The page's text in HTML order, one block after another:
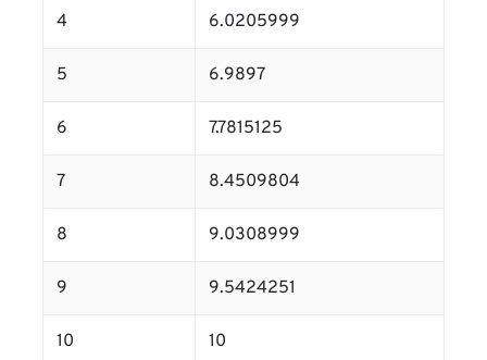
4 6.0205999
5 6.9897
6 7.7815125
7 8.4509804
8 9.0308999
9 9.5424251
10 10